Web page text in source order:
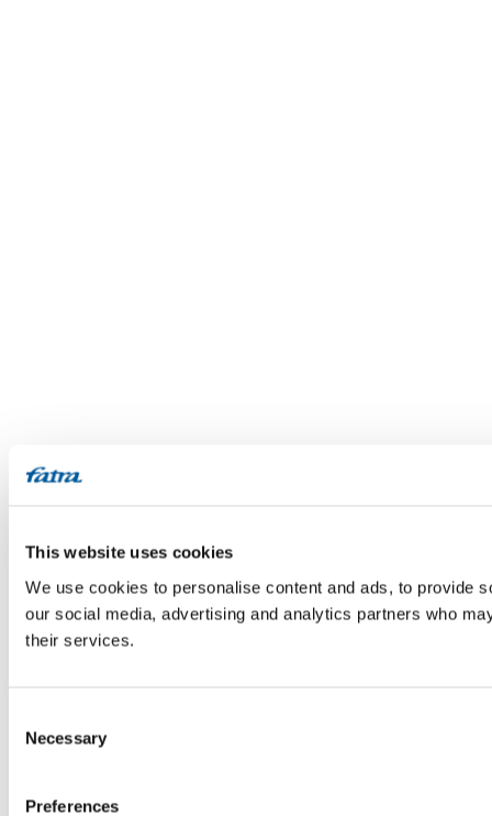
This website uses cookies
We use cookies to personalise content and ads, to provide
our social media, advertising and analytics partners who
their services.
Selection
Necessary
Preferences